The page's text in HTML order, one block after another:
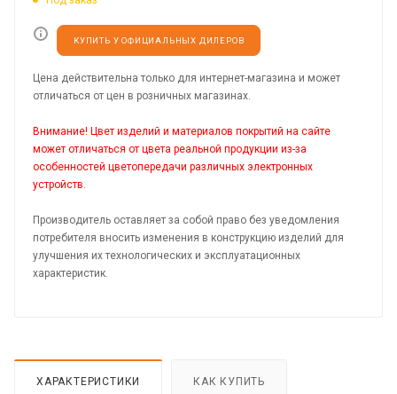
КУПИТЬ У ОФИЦИАЛЬНЫХ ДИЛЕРОВ
Цена действительна только для интернет-магазина и может
отличаться от цен в розничных магазинах.
Внимание! Цвет изделий и материалов покрытий на сайте
может отличаться от цвета реальной продукции из-за
особенностей цветопередачи различных электронных
устройств.
Производитель оставляет за собой право без уведомления
потребителя вносить изменения в конструкцию изделий для
улучшения их технологических и эксплуатационных
характеристик.
ХАРАКТЕРИСТИКИ КАК КУПИТЬ